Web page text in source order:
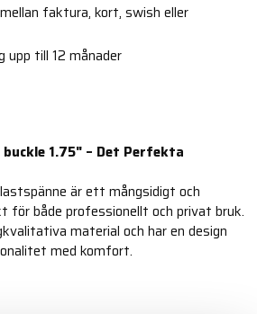
faktura, kort, swish eller
upp till 12 månader
buckle 1.75" – Det Perfekta
är ett mångsidigt och
både professionellt och privat bruk.
material och har en design
med komfort.